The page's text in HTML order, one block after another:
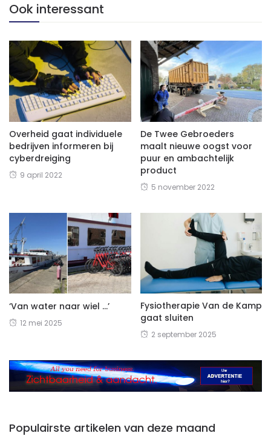
Ook interessant
Overheid gaat individuele
bedrijven informeren bij
cyberdreiging
9 april 2022
De Twee Gebroeders
maalt nieuwe oogst voor
puur en ambachtelijk
product
5 november 2022
‘Van water naar wiel …’
12 mei 2025
Fysiotherapie Van de Kamp
gaat sluiten
2 september 2025
Populairste artikelen van deze maand